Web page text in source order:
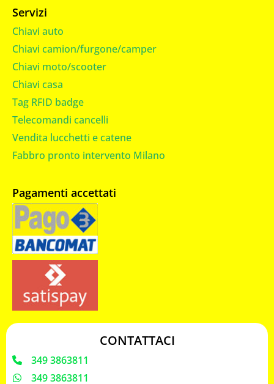
Servizi
Chiavi auto
Chiavi camion/furgone/camper
Chiavi moto/scooter
Chiavi casa
Tag RFID badge
Telecomandi cancelli
Vendita lucchetti e catene
Fabbro pronto intervento Milano
Pagamenti accettati
CONTATTACI
349 3863811
349 3863811